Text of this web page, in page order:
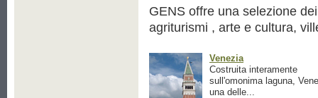
GENS offre una selezione
agriturismi , arte e cultura,
Venezia
Costruita interamente
sull'omonima laguna,
una delle...